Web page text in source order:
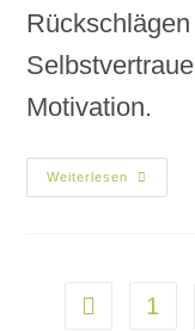
Motivation.
Weiterlesen
1